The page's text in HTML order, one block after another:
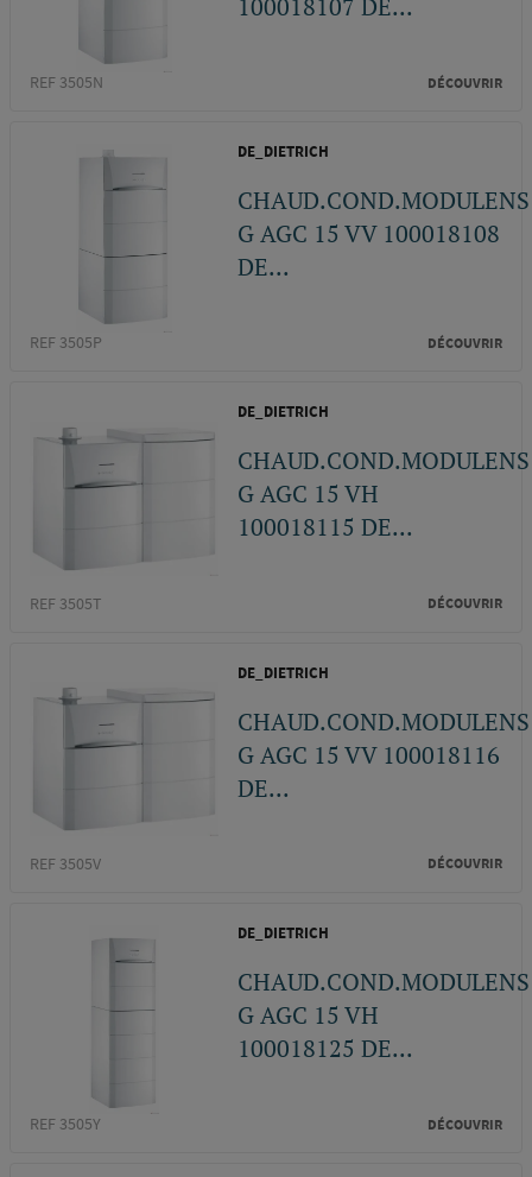
100018107 DE...
REF 3505N DÉCOUVRIR
DE_DIETRICH
CHAUD.COND.MODULENS
G AGC 15 VV 100018108
DE...
REF 3505P DÉCOUVRIR
DE_DIETRICH
CHAUD.COND.MODULENS
G AGC 15 VH
100018115 DE...
REF 3505T DÉCOUVRIR
DE_DIETRICH
CHAUD.COND.MODULENS
G AGC 15 VV 100018116
DE...
REF 3505V DÉCOUVRIR
DE_DIETRICH
CHAUD.COND.MODULENS
G AGC 15 VH
100018125 DE...
REF 3505Y DÉCOUVRIR